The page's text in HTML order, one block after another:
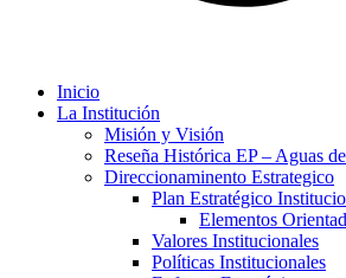
Inicio
La Institución
Misión y Visión
Reseña Histórica EP – Aguas
Direccionaminento Estrategico
Plan Estratégico
Elementos
Valores Institucionales
Políticas Institucionales